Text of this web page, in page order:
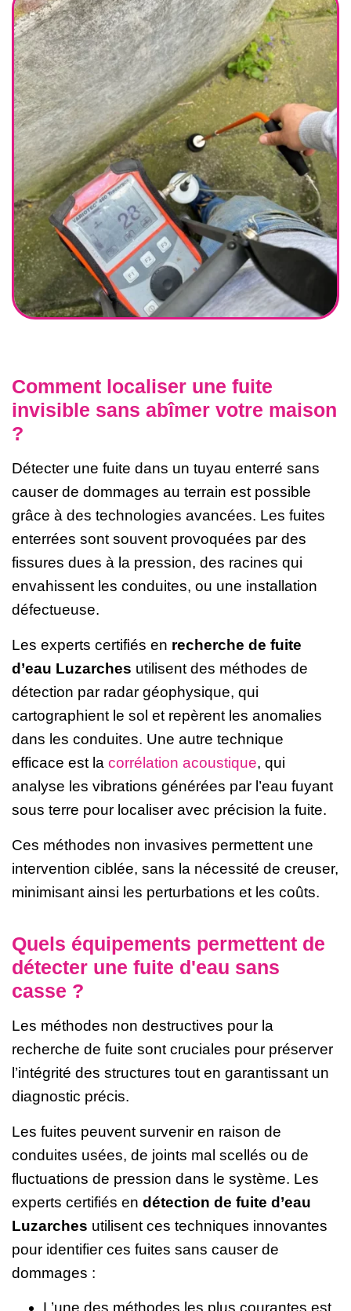
Comment localiser une fuite
invisible sans abîmer votre maison
?
Détecter une fuite dans un tuyau enterré sans
causer de dommages au terrain est possible
grâce à des technologies avancées. Les fuites
enterrées sont souvent provoquées par des
fissures dues à la pression, des racines qui
envahissent les conduites, ou une installation
défectueuse.
Les experts certifiés en recherche de fuite
d’eau Luzarches utilisent des méthodes de
détection par radar géophysique, qui
cartographient le sol et repèrent les anomalies
dans les conduites. Une autre technique
efficace est la corrélation acoustique, qui
analyse les vibrations générées par l’eau fuyant
sous terre pour localiser avec précision la fuite.
Ces méthodes non invasives permettent une
intervention ciblée, sans la nécessité de creuser,
minimisant ainsi les perturbations et les coûts.
Quels équipements permettent de
détecter une fuite d'eau sans
casse ?
Les méthodes non destructives pour la
recherche de fuite sont cruciales pour préserver
l’intégrité des structures tout en garantissant un
diagnostic précis.
Les fuites peuvent survenir en raison de
conduites usées, de joints mal scellés ou de
fluctuations de pression dans le système. Les
experts certifiés en détection de fuite d’eau
Luzarches utilisent ces techniques innovantes
pour identifier ces fuites sans causer de
dommages :